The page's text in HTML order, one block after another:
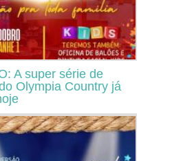
A super série de
Olympia Country já